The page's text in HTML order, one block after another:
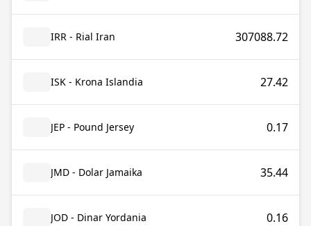
IRR - Rial Iran 307088.72
ISK - Krona Islandia 27.42
JEP - Pound Jersey 0.17
JMD - Dolar Jamaika 35.44
JOD - Dinar Yordania 0.16